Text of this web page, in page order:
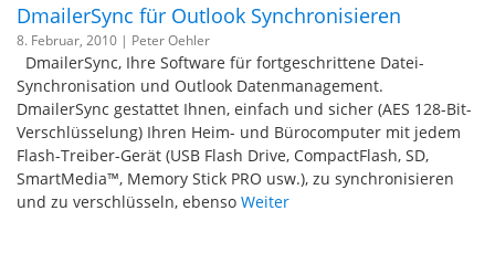
DmailerSync für Outlook Synchronisieren
8. Februar, 2010 | Peter Oehler
DmailerSync, Ihre Software für fortgeschrittene Datei-
Synchronisation und Outlook Datenmanagement.
DmailerSync gestattet Ihnen, einfach und sicher (AES 128-Bit-
Verschlüsselung) Ihren Heim- und Bürocomputer mit jedem
Flash-Treiber-Gerät (USB Flash Drive, CompactFlash, SD,
SmartMedia™, Memory Stick PRO usw.), zu synchronisieren
und zu verschlüsseln, ebenso Weiter